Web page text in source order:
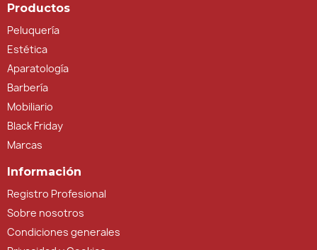
Productos
Peluquería
Estética
Aparatología
Barbería
Mobiliario
Black Friday
Marcas
Información
Registro Profesional
Sobre nosotros
Condiciones generales